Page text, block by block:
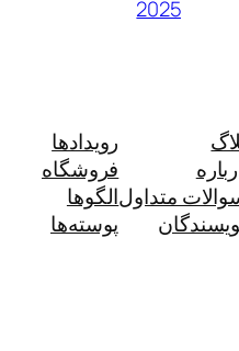
رویدادها
فروشگاه
الگوها
پوسته‌ها